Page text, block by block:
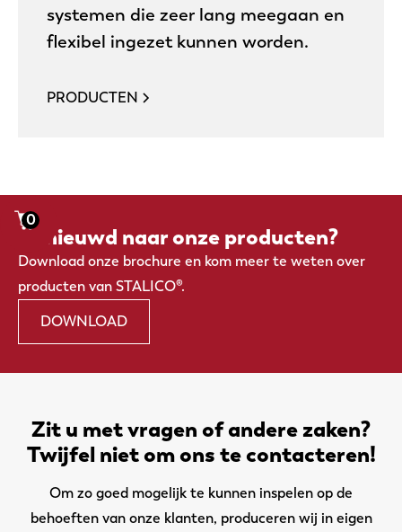
systemen die zeer lang meegaan en
flexibel ingezet kunnen worden.
PRODUCTEN
0
Benieuwd naar onze producten?
Download onze brochure en kom meer te weten over
producten van STALICO®.
DOWNLOAD
Zit u met vragen of andere zaken?
Twijfel niet om ons te contacteren!
Om zo goed mogelijk te kunnen inspelen op de
behoeften van onze klanten, produceren wij in eigen